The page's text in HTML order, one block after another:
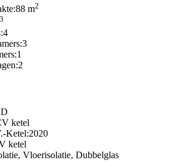
88 m2
3
4
3
1
2
D
ketel
Ketel:2020
ketel
Vloerisolatie, Dubbelglas